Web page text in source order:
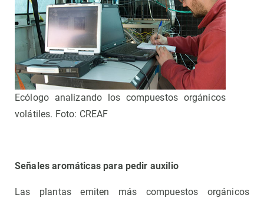
Ecólogo analizando los compuestos orgánicos
volátiles. Foto: CREAF
Señales aromáticas para pedir auxilio
Las plantas emiten más compuestos orgánicos